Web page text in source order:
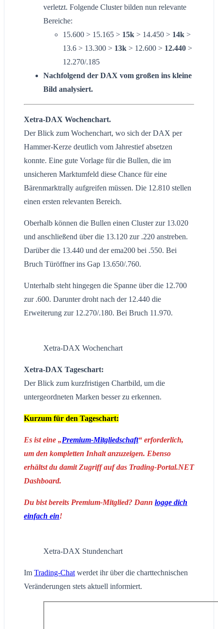
verletzt. Folgende Cluster bilden nun relevante
Bereiche:
15.600 > 15.165 > 15k > 14.450 > 14k >
13.6 > 13.300 > 13k > 12.600 > 12.440 >
12.270/.185
Nachfolgend der DAX vom großen ins kleine
Bild analysiert.
Xetra-DAX Wochenchart.
Der Blick zum Wochenchart, wo sich der DAX per
Hammer-Kerze deutlich vom Jahrestief absetzen
konnte. Eine gute Vorlage für die Bullen, die im
unsicheren Marktumfeld diese Chance für eine
Bärenmarktrally aufgreifen müssen. Die 12.810 stellen
einen ersten relevanten Bereich.
Oberhalb können die Bullen einen Cluster zur 13.020
und anschließend über die 13.120 zur .220 anstreben.
Darüber die 13.440 und der ema200 bei .550. Bei
Bruch Türöffner ins Gap 13.650/.760.
Unterhalb steht hingegen die Spanne über die 12.700
zur .600. Darunter droht nach der 12.440 die
Erweiterung zur 12.270/.180. Bei Bruch 11.970.
Xetra-DAX Wochenchart
Xetra-DAX Tageschart:
Der Blick zum kurzfristigen Chartbild, um die
untergeordneten Marken besser zu erkennen.
Kurzum für den Tageschart:
Es ist eine „Premium-Mitgliedschaft“ erforderlich,
um den kompletten Inhalt anzuzeigen. Ebenso
erhältst du damit Zugriff auf das Trading-Portal.NET
Dashboard.
Du bist bereits Premium-Mitglied? Dann logge dich
einfach ein!
Xetra-DAX Stundenchart
Im Trading-Chat werdet ihr über die charttechnischen
Veränderungen stets aktuell informiert.